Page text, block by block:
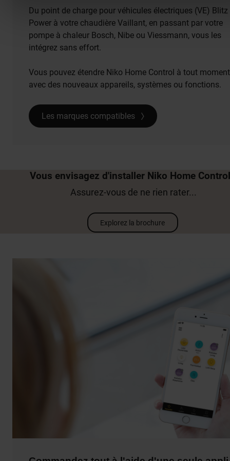
Du point de charge pour véhicules électriques (VE) Blitz
Power à votre chaudière Vaillant, en passant par votre
pompe à chaleur Bosch, Nibe ou Viessmann, vous les
intégrez sans effort.
Vous pouvez étendre Niko Home Control à tout moment
avec des nouveaux appareils, systèmes ou fonctions.
Les marques compatibles
Vous envisagez d'installer Niko Home
Assurez-vous de ne rien rater...
Explorez la brochure